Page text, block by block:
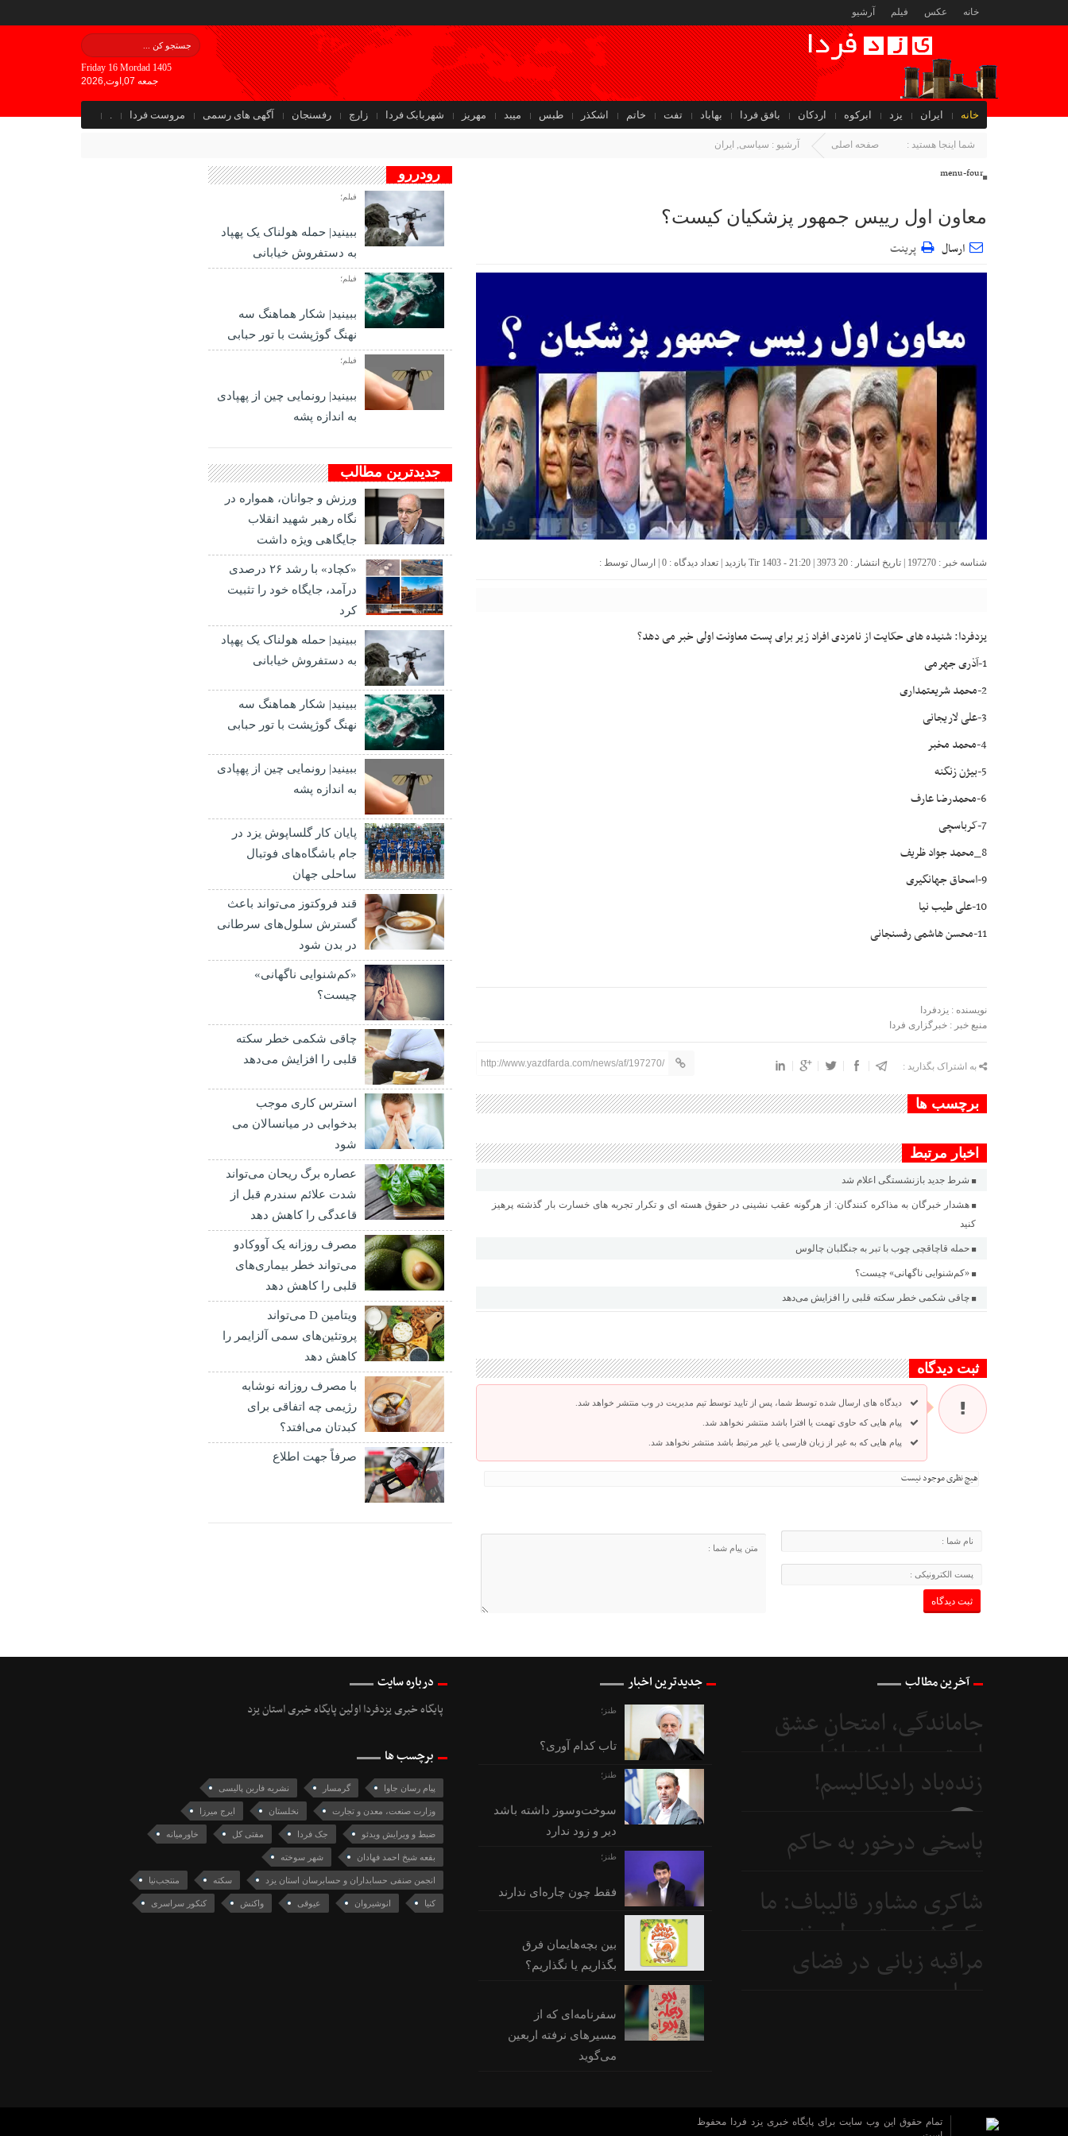
خانه عکس فیلم آرشیو
Friday 16 Mordad 1405
جمعه 07,اوت,2026
خانه ایران یزد ابرکوه اردکان بافق فردا بهاباد تفت خاتم اشکذر طبس میبد مهریز شهربابک فردا زارچ رفسنجان آگهی های رسمی مروست فردا .
جهان
menu-four
شما اینجا هستید : صفحه اصلی آرشیو : سیاسی, ایران
معاون اول رییس جمهور پزشکیان کیست؟
ارسال پرینت
شناسه خبر : 197270 | تاریخ انتشار : 20 Tir 1403 - 21:20 | 3973 بازدید | تعداد دیدگاه : 0 | ارسال توسط :
یزدفردا: شنیده های حکایت از نامزدی افراد زیر برای پست معاونت اولی خبر می دهد؟
1-آذری جهرمی
2-محمد شریعتمداری
3-علی لاریجانی
4-محمد مخبر
5-بیژن زنگنه
6-محمدرضا عارف
7-کرباسچی
8_محمد جواد ظریف
9-اسحاق جهانگیری
10-علی طیب نیا
11-محسن هاشمی رفسنجانی
نویسنده : یزدفردا
منبع خبر : خبرگزاری فردا
به اشتراک بگذارید : http://www.yazdfarda.com/news/af/197270/
برچسب ها
اخبار مرتبط
شرط جدید بازنشستگی اعلام شد
هشدار خبرگان به مذاکره کنندگان: از هرگونه عقب نشینی در حقوق هسته ای و تکرار تجربه های خسارت بار گذشته پرهیز
کنید
حمله قاچاقچی چوب با تبر به جنگلبان چالوس
«کم‌شنوایی ناگهانی» چیست؟
چاقی شکمی خطر سکته قلبی را افزایش می‌دهد
ثبت دیدگاه
دیدگاه های ارسال شده توسط شما، پس از تایید توسط تیم مدیریت در وب منتشر خواهد شد.
پیام هایی که حاوی تهمت یا افترا باشد منتشر نخواهد شد.
پیام هایی که به غیر از زبان فارسی یا غیر مرتبط باشد منتشر نخواهد شد.
هیچ نظری موجود نیست
رودررو
فیلم؛
ببینید| حمله هولناک یک پهپاد
به دستفروش خیابانی
فیلم؛
ببینید| شکار هماهنگ سه
نهنگ گوژپشت با تور حبابی
فیلم؛
ببینید| رونمایی چین از پهپادی
به اندازه پشه
جدیدترین مطالب
ورزش و جوانان، همواره در
نگاه رهبر شهید انقلاب
جایگاهی ویژه داشت
«کچاد» با رشد ۲۶ درصدی
درآمد، جایگاه خود را تثبیت
کرد
ببینید| حمله هولناک یک پهپاد
به دستفروش خیابانی
ببینید| شکار هماهنگ سه
نهنگ گوژپشت با تور حبابی
ببینید| رونمایی چین از پهپادی
به اندازه پشه
پایان کار گلساپوش یزد در
جام باشگاه‌های فوتبال
ساحلی جهان
قند فروکتوز می‌تواند باعث
گسترش سلول‌های سرطانی
در بدن شود
«کم‌شنوایی ناگهانی»
چیست؟
چاقی شکمی خطر سکته
قلبی را افزایش می‌دهد
استرس کاری موجب
بدخوابی در میانسالان می
شود
عصاره برگ ریحان می‌تواند
شدت علائم سندرم قبل از
قاعدگی را کاهش دهد
مصرف روزانه یک آووکادو
می‌تواند خطر بیماری‌های
قلبی را کاهش دهد
ویتامین D می‌تواند
پروتئین‌های سمی آلزایمر را
کاهش دهد
با مصرف روزانه نوشابه
رژیمی چه اتفاقی برای
کبدتان می‌افتد؟
صرفاً جهت اطلاع
آخرین مطالب
جاماندگی، امتحانِ عشق
است و جامانده از اربعین...
4 روز
زنده‌باد رادیکالیسم!
پاسخی درخور به حاکم
6 روز
شاکری مشاور قالیباف: ما
یک‌کشور متوسطیم نه
ابرقدرت
مراقبه زبانی در فضای
سیاسی
جدیدترین اخبار
طنز؛
تاب کدام آوری؟
طنز؛
سوخت‌وسوز داشته باشد
دیر و زود ندارد
طنز؛
فقط چون چاره‌ای ندارند
بین بچه‌هایمان فرق
بگذاریم یا نگذاریم؟
سفرنامه‌ای که از
مسیرهای نرفته اربعین
می‌گوید
درباره سایت
پایگاه خبری یزدفردا اولین پایگاه خبری استان یزد
برچسب ها
پیام رسان جاوا گرمسار نشریه فارین پالیسی
وزارت صنعت، معدن و تجارت نخلستان ایرج میرزا
ضبط و ویرایش ویدئو جک فردا مفتی کل خاورمیانه
بقعه شیخ احمد فهادان شهر سوخته
انجمن صنفی حسابداران و حسابرسان استان یزد سکته منتجب‌نیا
کنیا انوشیروان عیوقی واکنش کنکور سراسری
تمام حقوق این وب سایت برای پایگاه خبری یزد فردا محفوظ